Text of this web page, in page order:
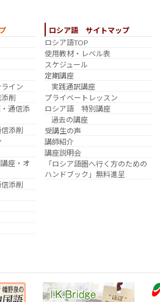
イン
削
通信添
添削
座・オ
添削
ロシア語 サイトマップ
ロシア語TOP
使用教材・レベル表
スケジュール
定期講座
実践通訳講座
プライベートレッスン
ロシア語 特別講座
過去の講座
受講生の声
講師紹介
講座説明会
「ロシア語圏へ行く方のための
ハンドブック」無料進呈